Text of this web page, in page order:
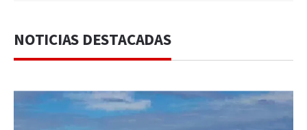
NOTICIAS DESTACADAS